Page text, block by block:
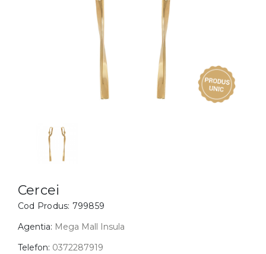
BIJUTERII COPII
Cercei
Bratari
Coliere
Lanturi
Cercei
Cod Produs: 799859
Agentia: Mega Mall Insula
Telefon: 0372287919